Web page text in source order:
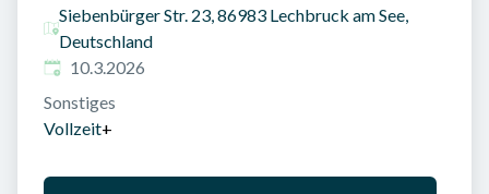
Siebenbürger Str. 23, 86983 Lechbruck am See,
Deutschland
Veröffentlicht am
10.3.2026
Sonstiges
Vollzeit+